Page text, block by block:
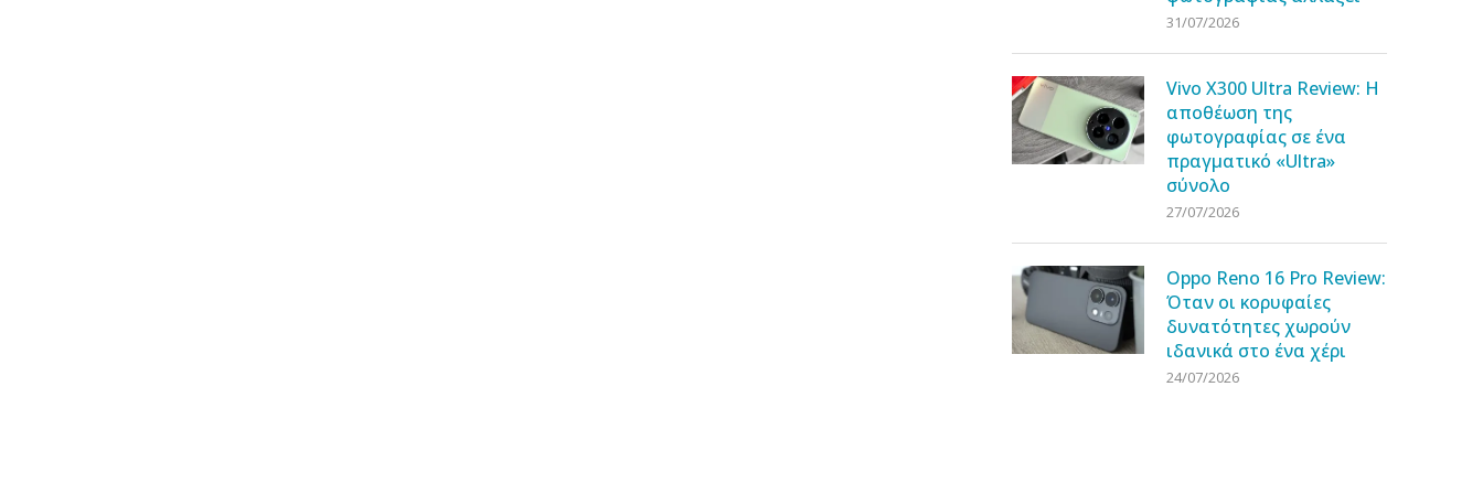
31/07/2026
Vivo X300 Ultra Review: Η
αποθέωση της
φωτογραφίας σε ένα
πραγματικό «Ultra»
σύνολο
27/07/2026
Oppo Reno 16 Pro Review:
Όταν οι κορυφαίες
δυνατότητες χωρούν
ιδανικά στο ένα χέρι
24/07/2026